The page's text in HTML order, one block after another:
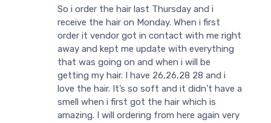
So i order the hair last Thursday and i
receive the hair on Monday. When i first
order it vendor got in contact with me right
away and kept me update with everything
that was going on and when i will be
getting my hair. I have 26,26,28 28 and i
love the hair. It’s so soft and it didn’t have a
smell when i first got the hair which is
amazing. I will ordering from here again very